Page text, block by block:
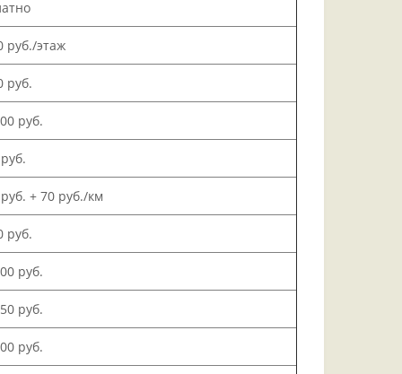
руб./этаж
руб.
руб.
+ 70 руб./км
руб.
руб.
руб.
руб.